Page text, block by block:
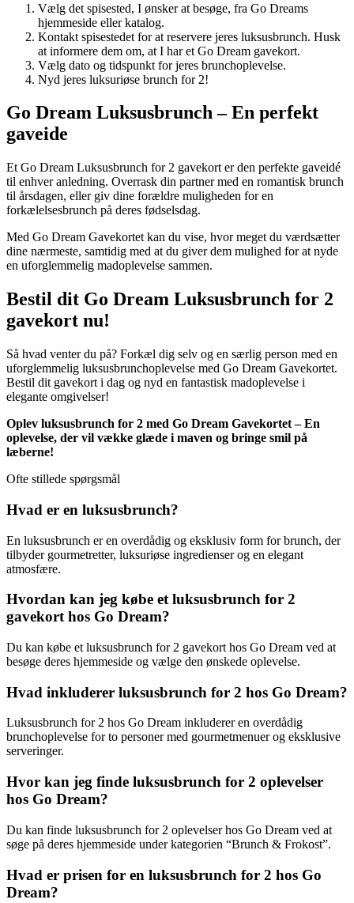
Vælg det spisested, I ønsker at besøge, fra Go Dreams
hjemmeside eller katalog.
Kontakt spisestedet for at reservere jeres luksusbrunch. Husk
at informere dem om, at I har et Go Dream gavekort.
Vælg dato og tidspunkt for jeres brunchoplevelse.
Nyd jeres luksuriøse brunch for 2!
Go Dream Luksusbrunch – En perfekt
gaveide
Et Go Dream Luksusbrunch for 2 gavekort er den perfekte gaveidé
til enhver anledning. Overrask din partner med en romantisk brunch
til årsdagen, eller giv dine forældre muligheden for en
forkælelsesbrunch på deres fødselsdag.
Med Go Dream Gavekortet kan du vise, hvor meget du værdsætter
dine nærmeste, samtidig med at du giver dem mulighed for at nyde
en uforglemmelig madoplevelse sammen.
Bestil dit Go Dream Luksusbrunch for 2
gavekort nu!
Så hvad venter du på? Forkæl dig selv og en særlig person med en
uforglemmelig luksusbrunchoplevelse med Go Dream Gavekortet.
Bestil dit gavekort i dag og nyd en fantastisk madoplevelse i
elegante omgivelser!
Oplev luksusbrunch for 2 med Go Dream Gavekortet – En
oplevelse, der vil vække glæde i maven og bringe smil på
læberne!
Ofte stillede spørgsmål
Hvad er en luksusbrunch?
En luksusbrunch er en overdådig og eksklusiv form for brunch, der
tilbyder gourmetretter, luksuriøse ingredienser og en elegant
atmosfære.
Hvordan kan jeg købe et luksusbrunch for 2
gavekort hos Go Dream?
Du kan købe et luksusbrunch for 2 gavekort hos Go Dream ved at
besøge deres hjemmeside og vælge den ønskede oplevelse.
Hvad inkluderer luksusbrunch for 2 hos Go Dream?
Luksusbrunch for 2 hos Go Dream inkluderer en overdådig
brunchoplevelse for to personer med gourmetmenuer og eksklusive
serveringer.
Hvor kan jeg finde luksusbrunch for 2 oplevelser
hos Go Dream?
Du kan finde luksusbrunch for 2 oplevelser hos Go Dream ved at
søge på deres hjemmeside under kategorien “Brunch & Frokost”.
Hvad er prisen for en luksusbrunch for 2 hos Go
Dream?